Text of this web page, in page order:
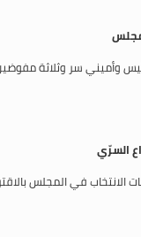
وأميني سر وثلاثة
السرّي
الانتخاب في المجلس